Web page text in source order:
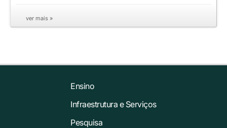
ver mais »
Ensino
Infraestrutura e Serviços
Pesquisa